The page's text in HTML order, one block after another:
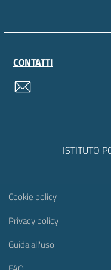
CONTATTI
ISTITUTO
Sezione Link
Cookie policy
Privacy policy
Guida all'uso